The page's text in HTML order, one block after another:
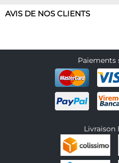
AVIS DE NOS CLIENTS
Paiements
Livraison